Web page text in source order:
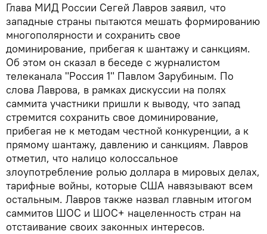
Глава МИД России Сегей Лавров заявил, что
западные страны пытаются мешать формированию
многополярности и сохранить свое
доминирование, прибегая к шантажу и санкциям.
Об этом он сказал в беседе с журналистом
телеканала "Россия 1" Павлом Зарубиным. По
слова Лаврова, в рамках дискуссии на полях
саммита участники пришли к выводу, что запад
стремится сохранить свое доминирование,
прибегая не к методам честной конкуренции, а к
прямому шантажу, давлению и санкциям. Лавров
отметил, что налицо колоссальное
злоупотребление ролью доллара в мировых делах,
тарифные войны, которые США навязывают всем
остальным. Лавров также назвал главным итогом
саммитов ШОС и ШОС+ нацеленность стран на
отстаивание своих законных интересов.